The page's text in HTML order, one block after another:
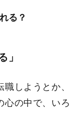
る？
」
しようとか、
心の中で、いろ